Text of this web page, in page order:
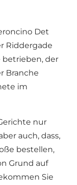
Det
Riddergade
der
Branche
im
nur
auch, dass,
bestellen,
Grund auf
Sie